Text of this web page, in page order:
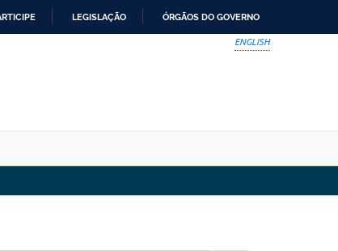
LEGISLAÇÃO ÓRGÃOS DO GOVERNO
ENGLISH